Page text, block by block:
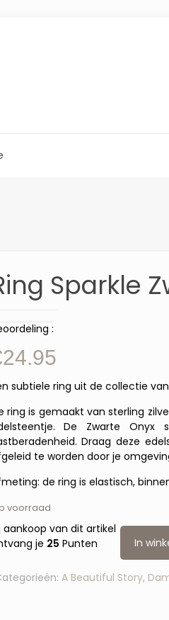
Sparkle
:
24.95
subtiele ring uit de collectie
ring is gemaakt van sterling
De Zwarte Onyx
Draag deze
te worden door je
de ring is elastisch,
voorraad
aankoop van dit artikel
je 25 Punten In
A Beautiful Story,